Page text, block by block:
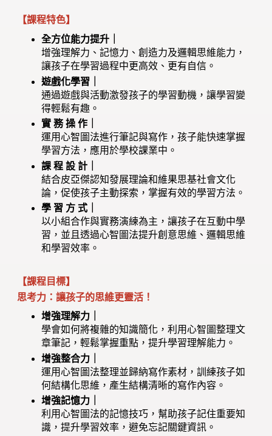
【課程特色】
全方位能力提升｜
增強理解力、記憶力、創造力及邏輯思維能力，
讓孩子在學習過程中更高效、更有自信。
遊戲化學習｜
通過遊戲與活動激發孩子的學習動機，讓學習變
得輕鬆有趣。
實 務 操 作｜
運用心智圖法進行筆記與寫作，孩子能快速掌握
學習方法，應用於學校課業中。
課 程 設 計｜
結合皮亞傑認知發展理論和維果思基社會文化
論，促使孩子主動探索，掌握有效的學習方法。
學 習 方 式｜
以小組合作與實務演練為主，讓孩子在互動中學
習，並且透過心智圖法提升創意思維、邏輯思維
和學習效率。
【課程目標】
思考力：讓孩子的思維更靈活！
增強理解力｜
學會如何將複雜的知識簡化，利用心智圖整理文
章筆記，輕鬆掌握重點，提升學習理解能力。
增強整合力｜
運用心智圖法整理並歸納寫作素材，訓練孩子如
何結構化思維，產生結構清晰的寫作內容。
增強記憶力｜
利用心智圖法的記憶技巧，幫助孩子記住重要知
識，提升學習效率，避免忘記關鍵資訊。